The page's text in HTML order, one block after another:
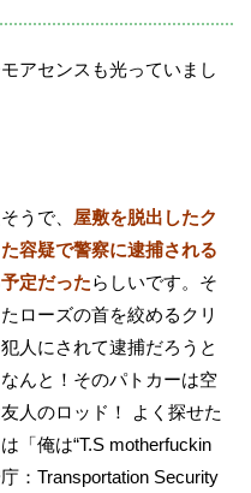
アセンスも光っていまし
うで、 屋敷を脱出したク
容疑で警察に逮捕される
定だったらしいです。そ
ローズの首を絞めるクリ
人にされて逮捕だろうと
んと！そのパトカーは空
人のロッド！ よく探せた
「俺は“T.S motherfuckin
：Transportation Security